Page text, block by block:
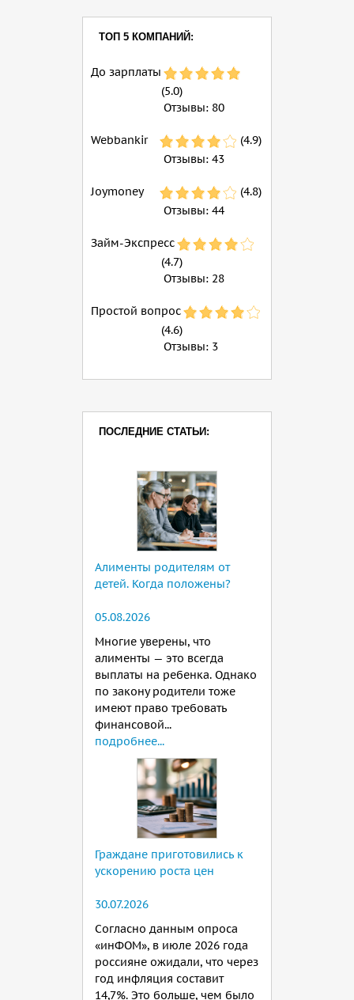
ТОП 5 КОМПАНИЙ:
До зарплаты
(5.0)
Отзывы: 80
Webbankir
(4.9)
Отзывы: 43
Joymoney
(4.8)
Отзывы: 44
Займ-Экспресс
(4.7)
Отзывы: 28
Простой вопрос
(4.6)
Отзывы: 3
ПОСЛЕДНИЕ СТАТЬИ:
Алименты родителям от
детей. Когда положены?
05.08.2026
Многие уверены, что
алименты — это всегда
выплаты на ребенка. Однако
по закону родители тоже
имеют право требовать
финансовой...
подробнее...
Граждане приготовились к
ускорению роста цен
30.07.2026
Согласно данным опроса
«инФОМ», в июле 2026 года
россияне ожидали, что через
год инфляция составит
14,7%. Это больше, чем было